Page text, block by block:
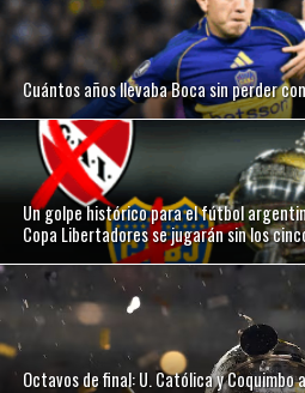
Cuántos años llevaba Boca sin perder
Un golpe histórico para el fútbol
Copa Libertadores se jugarán sin los
Octavos de final: U. Católica y